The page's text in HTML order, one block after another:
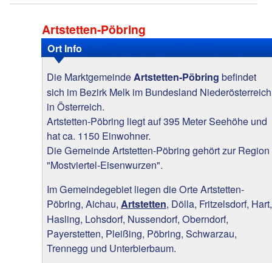
Artstetten-Pöbring
Ort Info
Die Marktgemeinde Artstetten-Pöbring befindet
sich im Bezirk Melk im Bundesland Niederösterreich
in Österreich.
Artstetten-Pöbring liegt auf 395 Meter Seehöhe und
hat ca. 1150 Einwohner.
Die Gemeinde Artstetten-Pöbring gehört zur Region
"Mostviertel-Eisenwurzen".
Im Gemeindegebiet liegen die Orte Artstetten-
Pöbring, Aichau, Artstetten, Dölla, Fritzelsdorf, Hart,
Hasling, Lohsdorf, Nussendorf, Oberndorf,
Payerstetten, Pleißing, Pöbring, Schwarzau,
Trennegg und Unterbierbaum.